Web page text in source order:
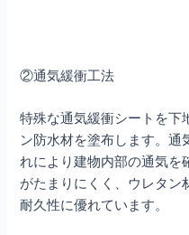
②通気緩衝工法
特殊な通気緩衝シートを下
ン防水材を塗布します。通
れにより建物内部の通気を
がたまりにくく、ウレタン
耐久性に優れています。